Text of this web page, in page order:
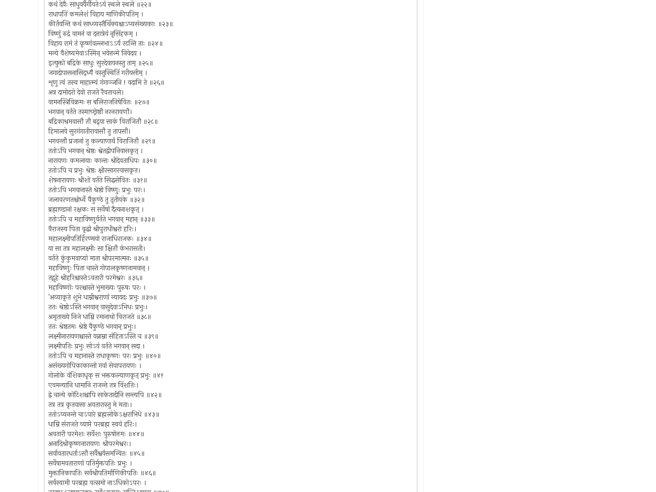
कथं देवैः साधुवर्यैर्गीयतेऽयं स्थले स्थले ॥२२॥
राधापतिं कमलेशं विहाय माणिकीपतिम् ।
कीर्तयन्ति कथं साध्व्यस्तैर्थिक्यश्चाऽप्यसंख्यकाः ॥२३॥
विष्णुं रुद्रं वामनं वा दत्तात्रेयं नृसिंहकम् ।
विहाय रामं तं कृष्णंवल्लभाऽऽर्यं रटन्ति ताः ॥२४॥
मन्ये वैशेष्यमेवाऽस्मिन् भवेत्तन्मे निवेदय ।
इत्युक्तो बद्रिके साधुः सुरदेवायनस्तु ताम् ॥२५॥
जगादोपासनासिद्ध्यै वस्तुस्थितिं गरीयसीम् ।
शृणु त्वं तस्य माहात्म्यं गंगाञ्जनि ! वदामि ते ॥२६॥
अत्र दामोदरो देवो राजते रैवताचले।
वामनस्त्रिविक्रमः स बलिराजनिषेवितः ॥२७॥
भगवान् वर्तते तस्माच्छ्रेष्ठौ नरनरायणौ।
बद्रिकाश्रमवासौ तौ बद्र्या साकं विराजितौ ॥२८॥
हिमालये सुरगंगातीरावासौ तु तापसौ।
भगवन्तौ प्रजानां तु कल्याणार्थं विराजितौ ॥२९॥
ततोऽपि भगवान् श्रेष्ठः श्वेतद्वीपनिवासकृत् ।
नारायणः कमलायाः कान्तः श्रीदेवताधिपः ॥३०॥
ततोऽपि च प्रभुः श्रेष्ठः क्षीरसागरवासकृत।
शेषनारायणः श्रीशो वर्तते सिद्धसेवितः ॥३१॥
ततोऽपि भगवानास्ते श्रेष्ठो विष्णुः प्रभुः परः।
जलावरणतश्चोर्ध्वे वैकुण्ठे तु तृतीयके ॥३२॥
ब्रह्माण्डानां रक्षकः स सर्वेषां दैत्यनाशकृत् ।
ततोऽपि च महाविष्णुर्वर्तते भगवान् महान् ॥३३॥
वैराजस्य पिता वृद्धो श्रीपुराधीश्वरो हरिः।
महालक्ष्मीपतिर्हिरण्मयो राजाधिराजकः ॥३४॥
या सा तत्र महालक्ष्मीः सा क्षितौ कंभरासती।
वर्तते कुंकुमवाप्यां माता श्रीपरमात्मनः ॥३५॥
महाविष्णुः पिता चास्ते गोपालकृष्णनामवान् ।
तद्गृहे श्रीहरिश्चास्तेऽवतारी परमेश्वरः ॥३६॥
महाविष्णोः परश्चास्ते भूमाख्यः पुरुषः परः ।
'अव्याकृते शुभे धाम्नीश्वराणां न्यायदः प्रभुः ॥३७॥
ततः श्रेष्ठोऽस्ति भगवान् वासुदेवाऽभिधः प्रभुः।
अमृताख्ये निजे धाम्नि रमानाथो विराजते ॥३८॥
ततः श्रेष्ठतमः श्रेष्ठे वैकुण्ठे भगवान् प्रभुः।
लक्ष्मीनारायणश्चास्ते यन्नाम्ना संहिताऽस्ति च ॥३९॥
लक्ष्मीपतिः प्रभुः सोऽयं वर्तते भगवान् सदा ।
ततोऽपि च महानास्ते राधाकृष्णः परः प्रभुः ॥४०॥
असंख्यगोपिकाकान्तो गवां सेवापरायणः ।
गोलोके वंशिकाधृक् स भक्तकल्याणकृत् प्रभुः ॥४१
एवमन्यानि धामानि राजन्ते तत्र विंशतिः।
द्वे चान्ये कोटिशश्चापि साकेतादीनि सन्त्यपि ॥४२॥
तत्र तत्र कृतवासा अवतारास्तु मे मताः।
ततोऽप्यनन्ते चाऽपारे ब्रह्मलोकेऽक्षराभिधे ॥४३॥
धाम्नि संराजते व्याप्ते परब्रह्म स्वयं हरिः।
अवतारी परमेशः सर्वेशः पुरुषोत्तमः ॥४४॥
अनादिश्रीकृष्णनारायणः श्रीपरमेश्वरः।
सर्वावतारधर्ताऽसौ सर्वैश्वर्यसमन्वितः ॥४५॥
सर्वेषामवताराणां पतिर्मुक्तपतिः प्रभुः ।
मुक्तानिकापतिः सर्वश्रीपतिर्माणिकीपतिः ॥४६॥
सर्वस्वामी परब्रह्म यत्समो नाऽधिकोऽपरः ।